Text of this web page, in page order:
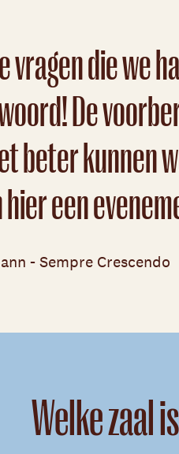
vragen die we
De
beter kunnen
een
- Sempre Crescendo
Welke zaal